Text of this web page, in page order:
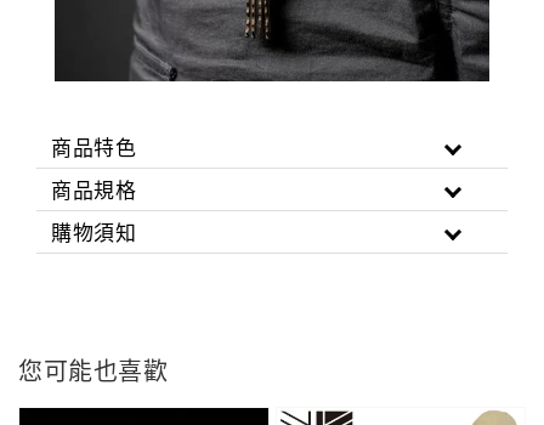
商品特色
商品規格
購物須知
您可能也喜歡